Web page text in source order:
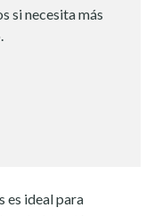
si necesita más
es ideal para